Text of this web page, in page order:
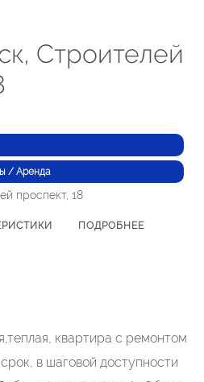
Строителей
/ Аренда
проспект, 18
ПОДРОБНЕЕ
квартира с ремонтом
в шаговой доступности